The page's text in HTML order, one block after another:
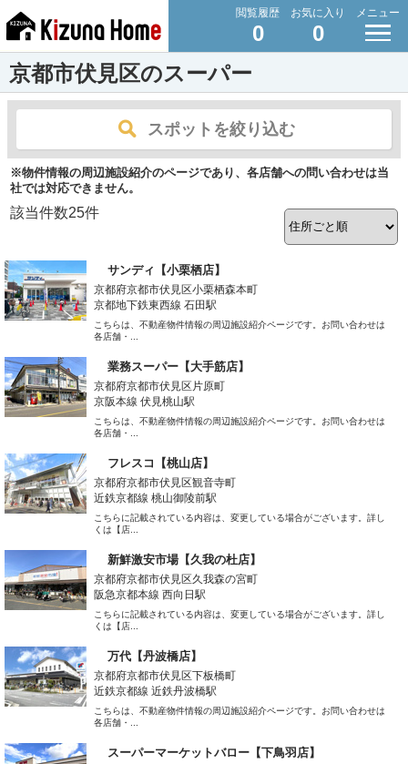
閲覧履歴
0
お気に入り
0
メニュー
京都市伏見区のスーパー
スポットを絞り込む
※物件情報の周辺施設紹介のページであり、各店舗への問い合わせは当
社では対応できません。
該当件数25件
サンディ【小栗栖店】
京都府京都市伏見区小栗栖森本町
京都地下鉄東西線 石田駅
こちらは、不動産物件情報の周辺施設紹介ページです。お問い合わせは
各店舗・...
業務スーパー【大手筋店】
京都府京都市伏見区片原町
京阪本線 伏見桃山駅
こちらは、不動産物件情報の周辺施設紹介ページです。お問い合わせは
各店舗・...
フレスコ【桃山店】
京都府京都市伏見区観音寺町
近鉄京都線 桃山御陵前駅
こちらに記載されている内容は、変更している場合がございます。詳し
くは【店...
新鮮激安市場【久我の杜店】
京都府京都市伏見区久我森の宮町
阪急京都本線 西向日駅
こちらに記載されている内容は、変更している場合がございます。詳し
くは【店...
万代【丹波橋店】
京都府京都市伏見区下板橋町
近鉄京都線 近鉄丹波橋駅
こちらは、不動産物件情報の周辺施設紹介ページです。お問い合わせは
各店舗・...
スーパーマーケットバロー【下鳥羽店】